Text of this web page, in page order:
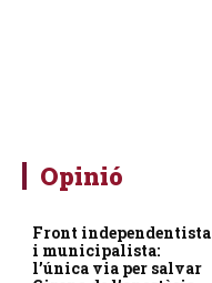
Opinió
Front independentista
i municipalista:
l’única via per salvar